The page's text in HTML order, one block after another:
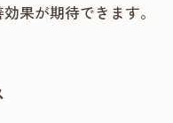
果が期待できます。